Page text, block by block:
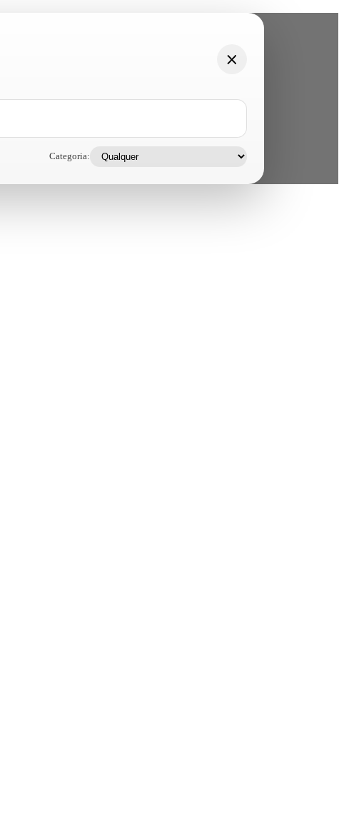
Categoria: